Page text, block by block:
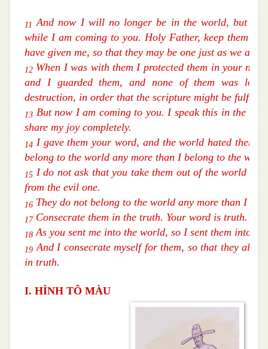
11 And now I will no longer be in the world, but
while I am coming to you. Holy Father, keep them in
have given me, so that they may be one just as we are.
12 When I was with them I protected them in your
and I guarded them, and none of them was lost
destruction, in order that the scripture might be
13 But now I am coming to you. I speak this in the
share my joy completely.
14 I gave them your word, and the world hated them,
belong to the world any more than I belong to the
15 I do not ask that you take them out of the world but
from the evil one.
16 They do not belong to the world any more than I
17Consecrate them in the truth. Your word is truth.
18 As you sent me into the world, so I sent them into
19 And I consecrate myself for them, so that they also
in truth.
I. HÌNH TÔ MÀU